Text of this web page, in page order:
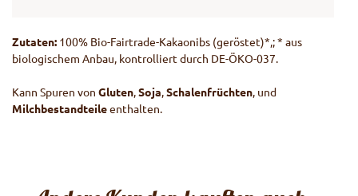
Zutaten: 100% Bio-Fairtrade-Kakaonibs (geröstet)*,; * aus
biologischem Anbau, kontrolliert durch DE-ÖKO-037.
Kann Spuren von Gluten Soja Schalenfrüchten , und
Milchbestandteileenthalten.